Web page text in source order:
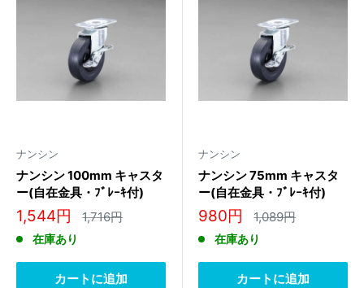
ナンシン
ナンシン 100mm キャスタ
ー(自在金具・ﾌﾞﾚｰｷ付)
TEL-100RL S-2
販
売
価
格
1,544円 通
常
1,716円
在庫あり
カートに追加
ナンシン
ナンシン 75mm キャスタ
ー(自在金具・ﾌﾞﾚｰｷ付)
TEL-75RL S-1
販
価
格
980円 通
常
価
1,089円
在庫あり
カートに追加